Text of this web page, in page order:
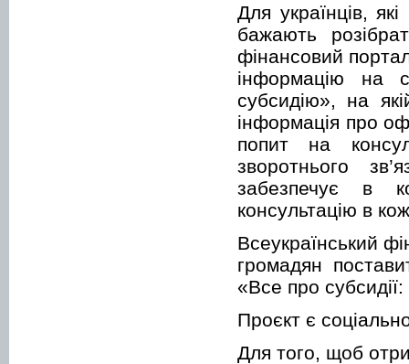
Для українців,
бажають
фінансовий
інформацію на
субсидію», на
інформація про
попит на
зворотнього
забезпечує в
консультацію в
Всеукраїнський
громадян
«Все про
Проєкт є
Для того, щоб